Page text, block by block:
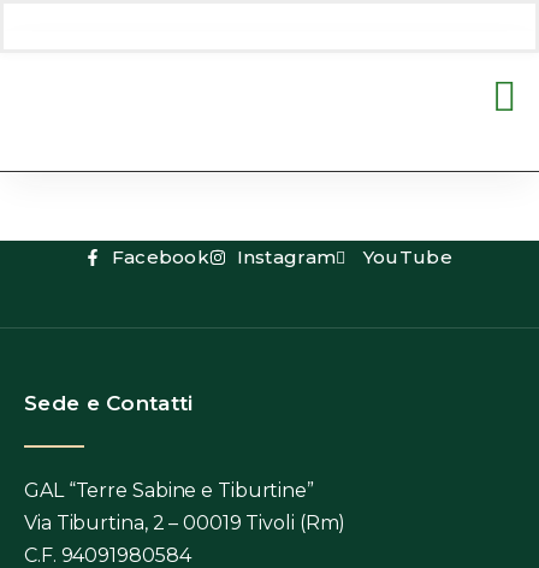
Tag:Montelibretti
Facebook Instagram YouTube
Sede e Contatti
GAL “Terre Sabine e Tiburtine”
Via Tiburtina, 2 – 00019 Tivoli (Rm)
C.F. 94091980584